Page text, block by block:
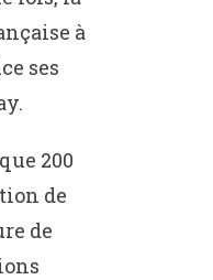
à
ses
200
de
de